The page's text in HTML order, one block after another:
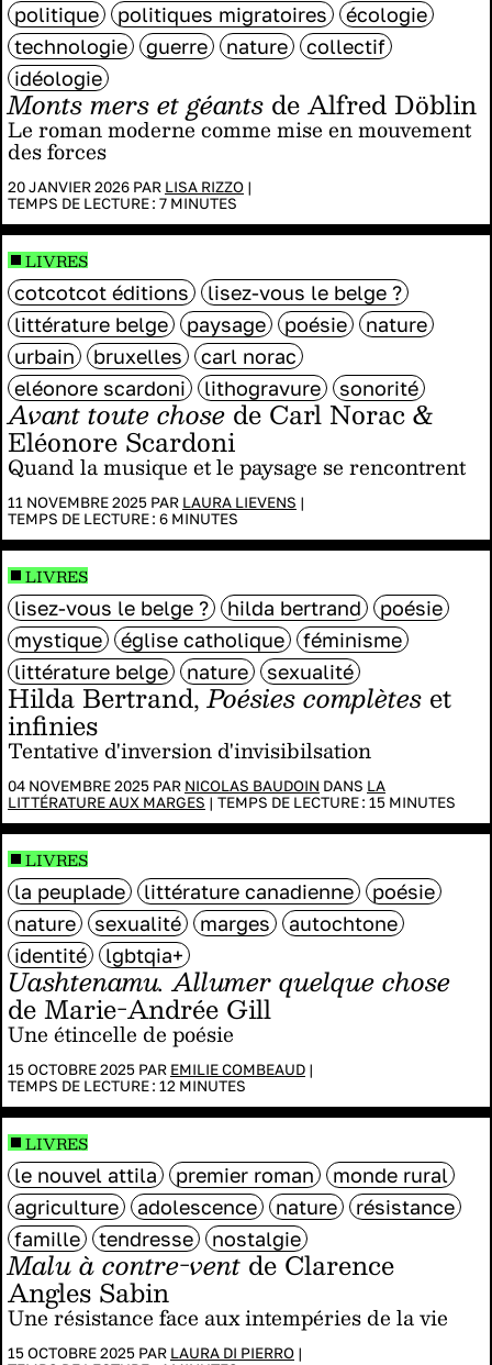
Monts mers et géants de Alfred Döblin
Le roman moderne comme mise en mouvement
des forces
20 JANVIER 2026 PAR LISA RIZZO |
TEMPS DE LECTURE : 7 MINUTES
politique
politiques migratoires
écologie
technologie
guerre nature
collectif
idéologie
Avant toute chosede Carl Norac &
Eléonore Scardoni
Quand la musique et le paysage se rencontrent
11 NOVEMBRE 2025 PAR LAURA LIEVENS |
TEMPS DE LECTURE : 6 MINUTES
cotcotcot éditions
lisez-vous le belge ?
littérature belge
paysage poésie
nature
urbain
bruxelles
carl norac
eléonore scardoni
lithogravure sonorité
LIVRES
Hilda Bertrand,Poésies complètes et
infinies
Tentative d'inversion d'invisibilsation
04 NOVEMBRE 2025 PAR NICOLAS BAUDOIN DANS LA
LITTÉRATURE AUX MARGES | TEMPS DE LECTURE : 15 MINUTES
lisez-vous le belge ? hilda bertrand
poésie
mystique
église catholique
féminisme
littérature belge
nature sexualité
LIVRES
Uashtenamu. Allumer quelque chose
de Marie-Andrée Gill
Une étincelle de poésie
15 OCTOBRE 2025 PAR EMILIE COMBEAUD |
TEMPS DE LECTURE : 12 MINUTES
la peuplade littérature canadienne
poésie
nature
sexualité marges
autochtone
identité
lgbtqia+
LIVRES
Malu à contre-ventde Clarence
Angles Sabin
Une résistance face aux intempéries de la vie
15 OCTOBRE 2025 PAR LAURA DI PIERRO |
le nouvel attila premier roman
monde rural
agriculture
adolescence nature
résistance
famille
tendresse nostalgie
LIVRES